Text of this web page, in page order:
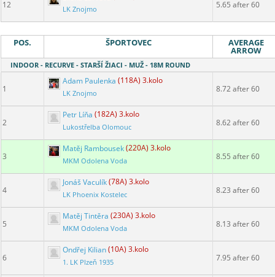
12 LK Znojmo 5.65 after 60
POS. ŠPORTOVEC AVERAGE
ARROW
INDOOR - RECURVE - STARŠÍ ŽIACI - MUŽ - 18M ROUND
1
Adam Paulenka (118A) 3.kolo
LK Znojmo 8.72 after 60
2
Petr Líňa (182A) 3.kolo
Lukostřelba Olomouc 8.62 after 60
3
Matěj Rambousek(220A) 3.kolo
MKM Odolena Voda 8.55 after 60
4
Jonáš Vaculík(78A) 3.kolo
LK Phoenix Kostelec 8.23 after 60
5
Matěj Tintěra (230A) 3.kolo
MKM Odolena Voda 8.13 after 60
6
Ondřej Kilian(10A) 3.kolo
1. LK Plzeň 1935 7.95 after 60